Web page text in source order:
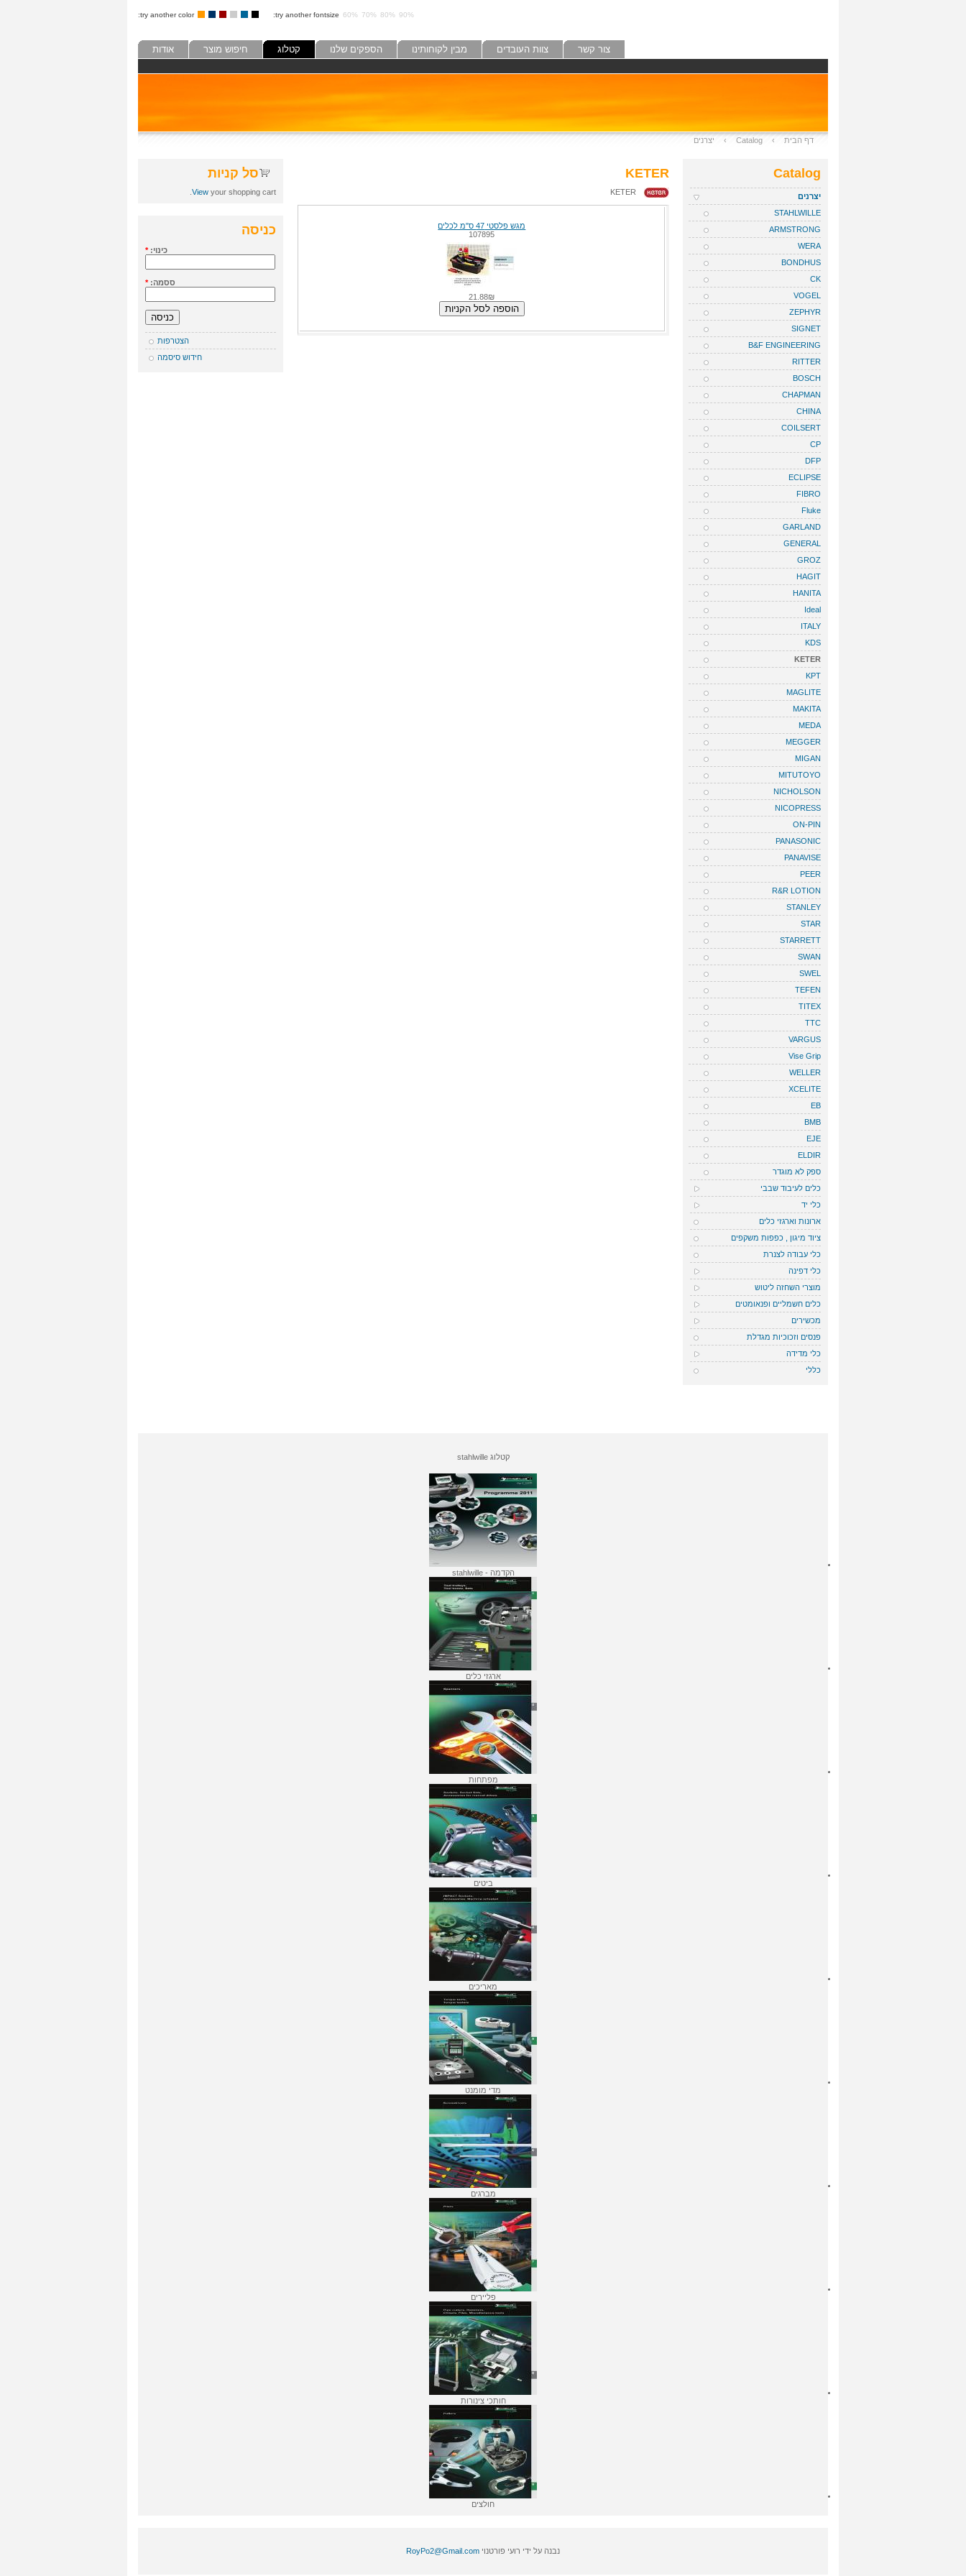
try another color: try another fontsize: 60% 70% 80% 90%
אודות חיפוש מוצר קטלוג הספקים שלנו מבין לקוחותינו צוות העובדים צור קשר
דף הבית ›
Catalog
› יצרנים
סל קניות
Viewyour shopping cart.
כניסה
כינוי:*
ססמה:*
הצטרפות
חידוש סיסמה
KETER
KETER
מגש פלסטי 47 ס"מ לכלים
107895
21.88₪
Catalog
יצרנים
STAHLWILLE
ARMSTRONG
WERA
BONDHUS
CK
VOGEL
ZEPHYR
SIGNET
B&F ENGINEERING
RITTER
BOSCH
CHAPMAN
CHINA
COILSERT
CP
DFP
ECLIPSE
FIBRO
Fluke
GARLAND
GENERAL
GROZ
HAGIT
HANITA
Ideal
ITALY
KDS
KETER
KPT
MAGLITE
MAKITA
MEDA
MEGGER
MIGAN
MITUTOYO
NICHOLSON
NICOPRESS
ON-PIN
PANASONIC
PANAVISE
PEER
R&R LOTION
STANLEY
STAR
STARRETT
SWAN
SWEL
TEFEN
TITEX
TTC
VARGUS
Vise Grip
WELLER
XCELITE
EB
BMB
EJE
ELDIR
ספק לא מוגדר
כלים לעיבוד שבבי
כלי יד
ארונות וארגזי כלים
ציוד מיגון , כפפות משקפים
כלי עבודה לצנרת
כלי דפינה
מוצרי השחזה ליטוש
כלים חשמליים ופנאומטים
מכשירים
פנסים וזכוכיות מגדלת
כלי מדידה
כללי
קטלוג stahlwille
הקדמה - stahlwille
ארגזי כלים
מפתחות
ביטים
מאריכים
מדי מומנט
מברגים
פליירים
חותכי צינורות
חולצים
נבנה על ידי רועי פורטנוי RoyPo2@Gmail.com